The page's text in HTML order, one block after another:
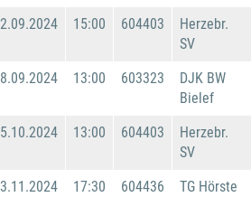
15:00 604403
Herzebr.
SV
13:00 603323
DJK BW
Bielef
13:00 604403
Herzebr.
SV
17:30 604436 TG Hörste